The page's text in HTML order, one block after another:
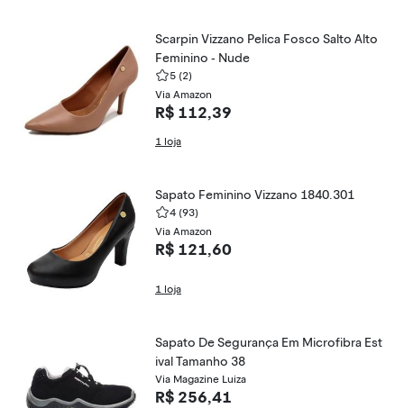
Scarpin Vizzano Pelica Fosco Salto Alto
Feminino - Nude
5 (2)
Via Amazon
R$ 112,39
1 loja
Sapato Feminino Vizzano 1840.301
4 (93)
Via Amazon
R$ 121,60
1 loja
Sapato De Segurança Em Microfibra Est
ival Tamanho 38
Via Magazine Luiza
R$ 256,41